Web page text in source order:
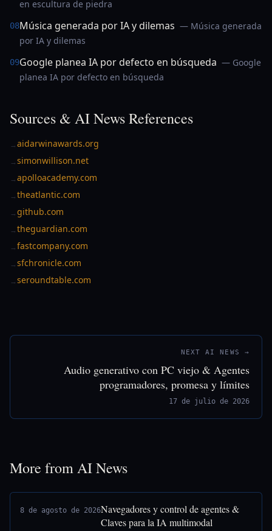
en escultura de piedra
08Música generada por IA y dilemas — Música generada
por IA y dilemas
09Google planea IA por defecto en búsqueda — Google
planea IA por defecto en búsqueda
Sources & AI News References
→aidarwinawards.org
→simonwillison.net
→apolloacademy.com
→theatlantic.com
→github.com
→theguardian.com
→fastcompany.com
→sfchronicle.com
→seroundtable.com
NEXT AI NEWS →
Audio generativo con PC viejo & Agentes
programadores, promesa y límites
17 de julio de 2026
More from AI News
8 de agosto de 2026Navegadores y control de agentes &
Claves para la IA multimodal